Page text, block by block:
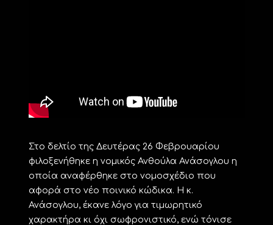
Στο δελτίο της Δευτέρας 26 Φεβρουαρίου
φιλοξενήθηκε η νομικός Ανθούλα Ανάσογλου η
οποία αναφέρθηκε στο νομοσχέδιο που
αφορά στο νέο ποινικό κώδικα. Η κ.
Ανάσογλου, έκανε λόγο για τιμωρητικό
χαρακτήρα κι όχι σωφρονιστικό, ενώ τόνισε